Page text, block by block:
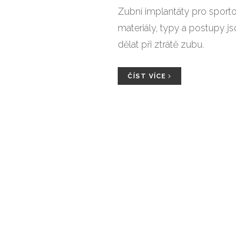
Zubní implantáty pro
materiály, typy a postupy
dělat při ztrátě zubu.
ČÍST VÍCE